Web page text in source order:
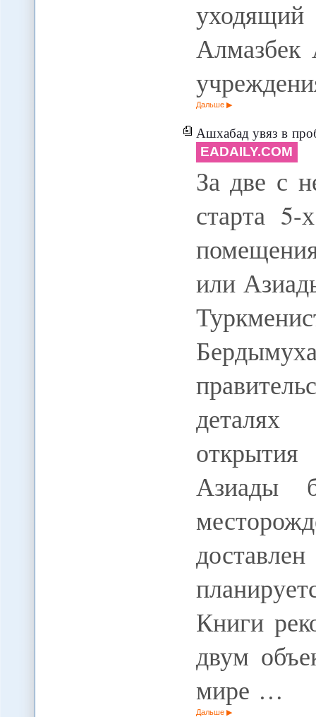
Алмазбек
Дальше
Ашхабад увяз в
EADAILY.COM
За две с
старта
или
деталях
Азиады
Книги
двум
мире …
Дальше